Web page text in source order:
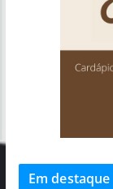
Em destaque